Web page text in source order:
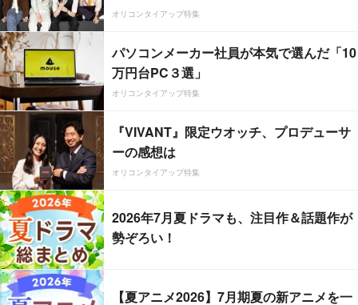
オリコンタイアップ特集
パソコンメーカー社員が本気で選んだ「10
万円台PC３選」
オリコンタイアップ特集
『VIVANT』限定ウオッチ、プロデューサ
ーの感想は
オリコンタイアップ特集
2026年7月夏ドラマも、注目作＆話題作が
勢ぞろい！
【夏アニメ2026】7月期夏の新アニメを一